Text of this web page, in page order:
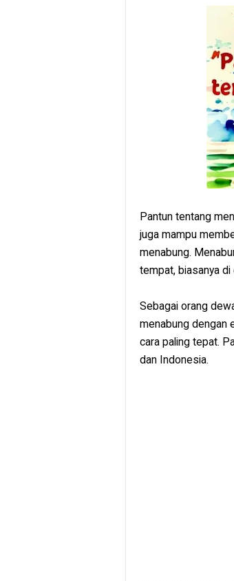
Pantun tentang
juga mampu
menabung.
tempat, biasanya di
Sebagai orang
menabung dengan
cara paling tepat.
dan Indonesia.